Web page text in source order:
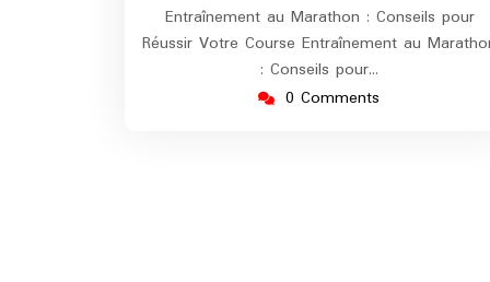
Entraînement au Marathon : Conseils pour
Réussir Votre Course Entraînement au
: Conseils pour…
0 Comments